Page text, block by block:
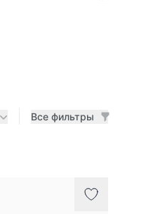
Все фильтры